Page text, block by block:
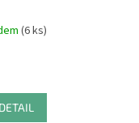
(6 ks)
DETAIL